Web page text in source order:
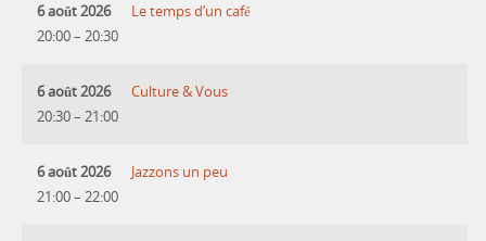
6 août 2026
20:00– 20:30
Le temps d’un café
6 août 2026
20:30– 21:00
Culture & Vous
6 août 2026
21:00– 22:00
Jazzons un peu